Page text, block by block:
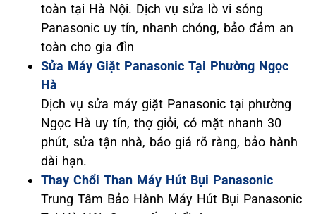
toàn tại Hà Nội. Dịch vụ sửa lò vi sóng
Panasonic uy tín, nhanh chóng, bảo đảm an
toàn cho gia đìn
Sửa Máy Giặt Panasonic Tại Phường Ngọc
Hà
Dịch vụ sửa máy giặt Panasonic tại phường
Ngọc Hà uy tín, thợ giỏi, có mặt nhanh 30
phút, sửa tận nhà, báo giá rõ ràng, bảo hành
dài hạn.
Thay Chổi Than Máy Hút Bụi Panasonic
Trung Tâm Bảo Hành Máy Hút Bụi Panasonic